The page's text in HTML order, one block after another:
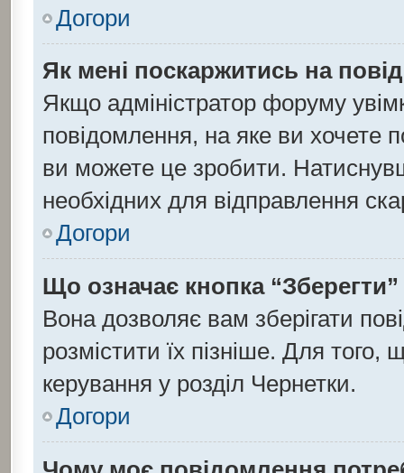
Догори
Як мені поскаржитись на
Якщо адміністратор форуму
повідомлення, на яке ви хочете
ви можете це зробити.
необхідних для відправлення
Догори
Що означає кнопка
Вона дозволяє вам зберігати
розмістити їх пізніше. Для
керування у розділ Чернетки.
Догори